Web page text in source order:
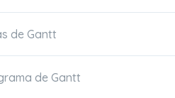
de Gantt
de Gantt